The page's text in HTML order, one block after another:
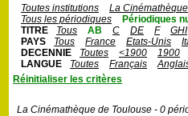
Toutes institutions
La
Tous les périodiques
Périodiques
TITRE
Tous AB C DE F
GHI
PAYS
Tous France Etats-Unis
DECENNIE
Toutes <1900
1900
LANGUE
Toutes Français
Réinitialiser les critères
La Cinémathèque de Toulouse - 0